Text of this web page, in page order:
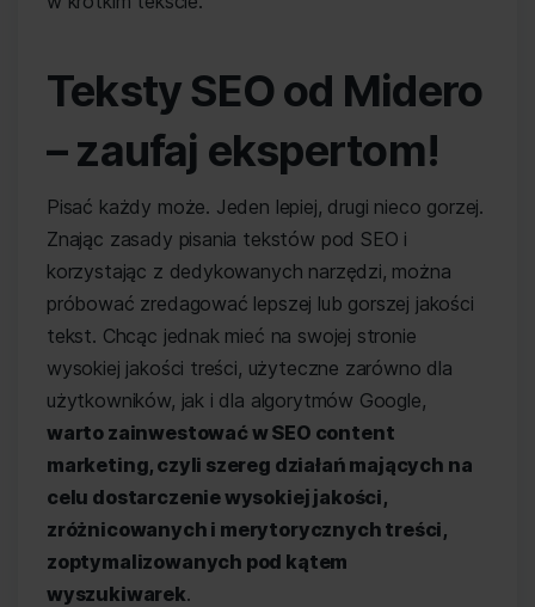
Teksty SEO od Midero
– zaufaj ekspertom!
Pisać każdy może. Jeden lepiej, drugi nieco gorzej.
Znając zasady pisania tekstów pod SEO i
korzystając z dedykowanych narzędzi, można
próbować zredagować lepszej lub gorszej jakości
tekst. Chcąc jednak mieć na swojej stronie
wysokiej jakości treści, użyteczne zarówno dla
użytkowników, jak i dla algorytmów Google,
warto zainwestować w SEO content
marketing, czyli szereg działań mających na
celu dostarczenie wysokiej jakości,
zróżnicowanych i merytorycznych treści,
zoptymalizowanych pod kątem
wyszukiwarek.